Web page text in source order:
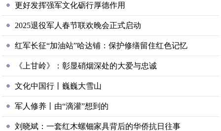
更好发挥强军文化砺行厚德作用
2025退役军人春节联欢晚会正式启动
红军长征“加油站”哈达铺：保护修缮留住红色记忆
《上甘岭》：彰显硝烟深处的大爱与忠诚
文化中国行丨巍巍大雪山
军人修养丨由“滴灌”想到的
刘晓斌：一套红木螺钿家具背后的华侨抗日往事